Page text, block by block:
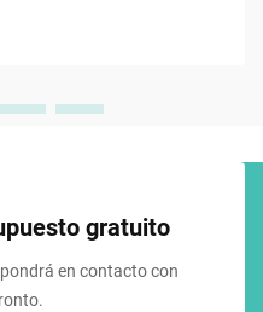
gratuito
en contacto con